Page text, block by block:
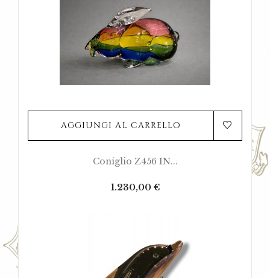
AGGIUNGI AL CARRELLO
Coniglio Z456 IN...
Prezzo
1.230,00 €